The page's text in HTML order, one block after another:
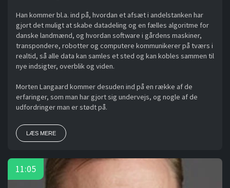
Han kommer bl.a. ind på, hvordan et afsæt i andelstanken har
gjort det muligt at skabe datadeling og en fælles algoritme for
danske landmænd, og hvordan software i gårdens maskiner,
transpondere, robotter og computere kommunikerer på tværs i
realtid, så alle data kan samles et sted og kan kobles sammen til
nye indsigter, overblik og viden.
Morten Langaard kommer desuden ind på en række af de
erfaringer, som man har gjort sig undervejs, og nogle af de
udfordringer man er stødt på.
LÆS MERE
11:05